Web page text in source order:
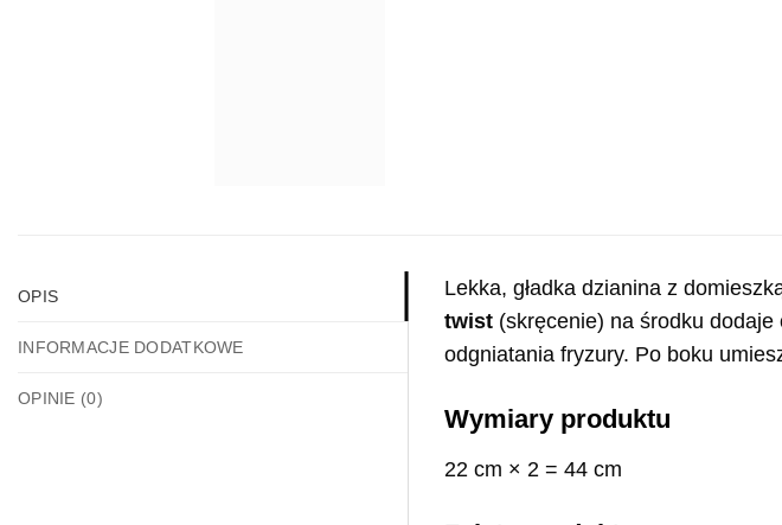
OPIS
INFORMACJE DODATKOWE
OPINIE (0)
Lekka, gładka dzianina z
twist(skręcenie) na środku dodaje
odgniatania fryzury. Po boku
Wymiary produktu
22 cm × 2 = 44 cm